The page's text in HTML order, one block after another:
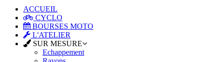
ACCUEIL
CYCLO
BOURSES MOTO
L'ATELIER
SUR MESURE
Echappement